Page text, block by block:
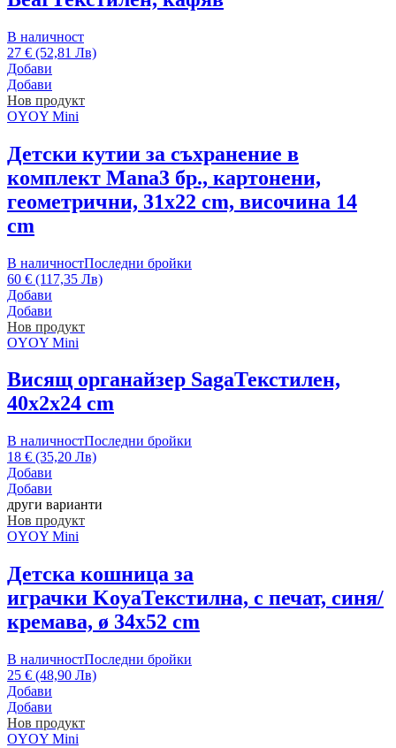
В наличност
27 € (52,81 Лв)
Добави
Добави
Нов продукт
OYOY Mini
Детски кутии за съхранение в
комплект Mana3 бр., картонени,
геометрични, 31x22 cm, височина 14
cm
В наличностПоследни бройки
60 € (117,35 Лв)
Добави
Добави
Нов продукт
OYOY Mini
Висящ органайзер SagaТекстилен,
40x2x24 cm
В наличностПоследни бройки
18 € (35,20 Лв)
Добави
Добави
други варианти
Нов продукт
OYOY Mini
Детска кошница за
играчки KoyaТекстилна, с печат, синя/
кремава, ø 34x52 cm
В наличностПоследни бройки
25 € (48,90 Лв)
Добави
Добави
Нов продукт
OYOY Mini